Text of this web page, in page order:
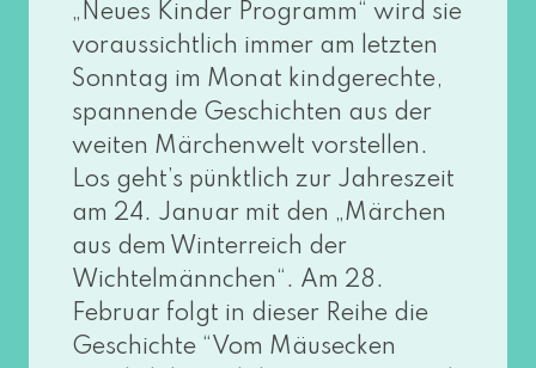
„Neues Kinder Programm“ wird sie
vor­aus­sicht­lich immer am letz­ten
Sonntag im Monat kind­ge­rech­te,
span­nen­de Geschichten aus der
wei­ten Märchenwelt vor­stel­len.
Los geht’s pünkt­lich zur Jahreszeit
am 24. Januar mit den „Märchen
aus dem Winterreich der
Wichtelmännchen“. Am 28.
Februar folgt in die­ser Reihe die
Geschichte “Vom Mäusecken